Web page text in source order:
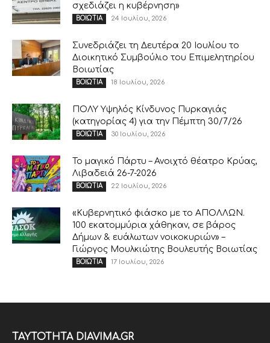
σχεδιάζει η κυβέρνηση»
ΒΟΙΩΤΙΑ 24 Ιουλίου, 2026
Συνεδριάζει τη Δευτέρα 20 Ιουλίου το
Διοικητικό Συμβούλιο του Επιμελητηρίου
Βοιωτίας
ΒΟΙΩΤΙΑ 18 Ιουλίου, 2026
ΠΟΛΥ Υψηλός Κίνδυνος Πυρκαγιάς
(κατηγορίας 4) για την Πέμπτη 30/7/26
ΒΟΙΩΤΙΑ 30 Ιουλίου, 2026
Το μαγικό Πάρτυ – Ανοιχτό θέατρο Κρύας,
Λιβαδειά 26-7-2026
ΒΟΙΩΤΙΑ 22 Ιουλίου, 2026
«Κυβερνητικό φιάσκο με το ΑΠΟΛΛΩΝ.
100 εκατομμύρια χάθηκαν, σε βάρος
Δήμων & ευάλωτων νοικοκυριών» –
Γιώργος Μουλκιώτης Βουλευτής Βοιωτίας
ΒΟΙΩΤΙΑ 17 Ιουλίου, 2026
ΤΑΥΤΟΤΗΤΑ DIAVIMA.GR